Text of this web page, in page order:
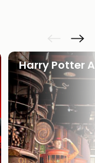
Harry Potter